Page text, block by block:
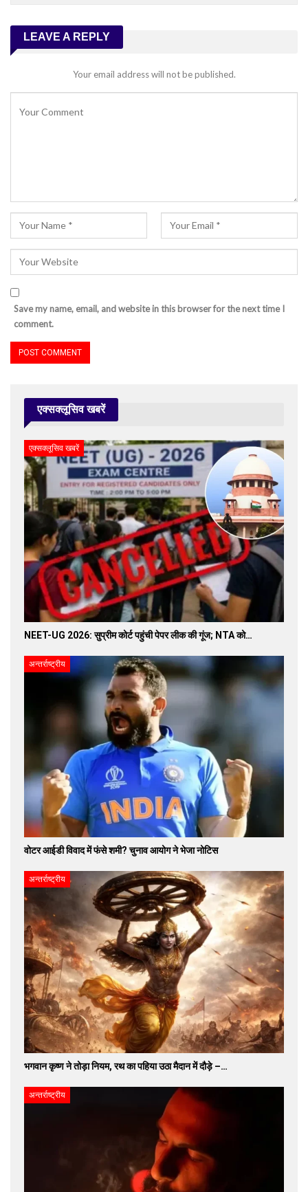
LEAVE A REPLY
Your email address will not be published.
Save my name, email, and website in this browser for the next time I
comment.
एक्सक्लूसिव खबरें
एक्सक्लूसिव खबरें
NEET-UG 2026: सुप्रीम कोर्ट पहुंची पेपर लीक की गूंज; NTA को…
अन्तर्राष्ट्रीय
वोटर आईडी विवाद में फंसे शमी? चुनाव आयोग ने भेजा नोटिस
अन्तर्राष्ट्रीय
भगवान कृष्ण ने तोड़ा नियम, रथ का पहिया उठा मैदान में दौड़े –…
अन्तर्राष्ट्रीय